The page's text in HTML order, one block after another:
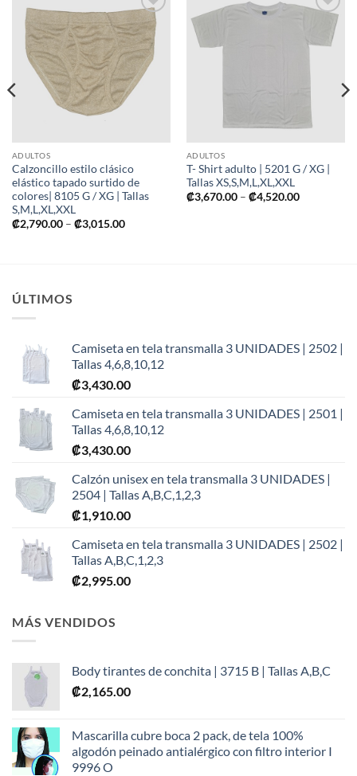
Añadir
a mi
lista de
deseos
ADULTOS
Calzoncillo estilo clásico
elástico tapado surtido de
colores| 8105 G / XG | Tallas
S,M,L,XL,XXL
₡2,790.00 – ₡3,015.00Price
Añadir
lista de
ADULTOS
T- Shirt adulto | 5201 G / XG |
Tallas XS,S,M,L,XL,XXL
₡3,670.00 – ₡4,520.00Price
ÚLTIMOS
Camiseta en tela transmalla 3 UNIDADES | 2502 |
Tallas 4,6,8,10,12
₡3,430.00
Camiseta en tela transmalla 3 UNIDADES | 2501 |
Tallas 4,6,8,10,12
₡3,430.00
Calzón unisex en tela transmalla 3 UNIDADES |
2504 | Tallas A,B,C,1,2,3
₡1,910.00
Camiseta en tela transmalla 3 UNIDADES | 2502 |
Tallas A,B,C,1,2,3
₡2,995.00
MÁS VENDIDOS
Body tirantes de conchita | 3715 B | Tallas A,B,C
₡2,165.00
Mascarilla cubre boca 2 pack, de tela 100%
algodón peinado antialérgico con filtro interior I
9996 O